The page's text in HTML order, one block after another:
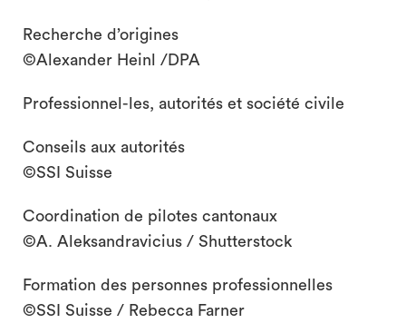
Recherche d’origines
©Alexander Heinl /DPA
Professionnel-les, autorités et société civile
Conseils aux autorités
©SSI Suisse
Coordination de pilotes cantonaux
©A. Aleksandravicius / Shutterstock
Formation des personnes professionnelles
©SSI Suisse / Rebecca Farner